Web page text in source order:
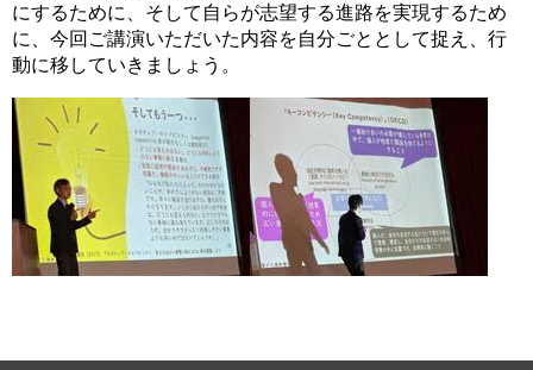
にするために、そして自らが志望する進路を実現するため
に、今回ご講演いただいた内容を自分ごととして捉え、行
動に移していきましょう。